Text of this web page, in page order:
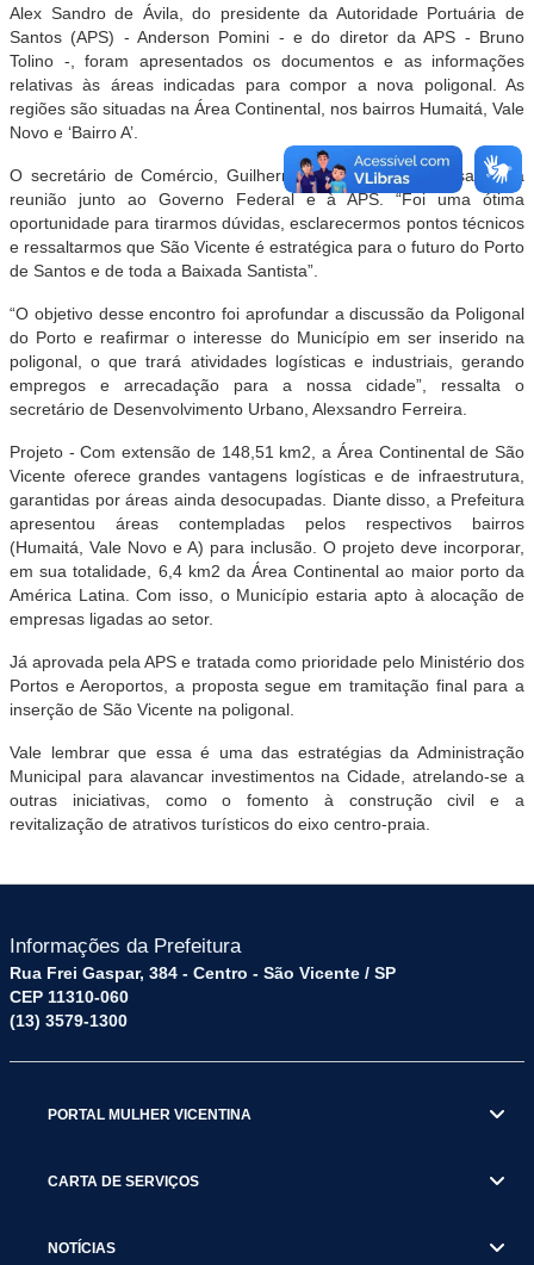
Alex Sandro de Ávila, do presidente da Autoridade Portuária de
Santos (APS) - Anderson Pomini - e do diretor da APS - Bruno
Tolino -, foram apresentados os documentos e as informações
relativas às áreas indicadas para compor a nova poligonal. As
regiões são situadas na Área Continental, nos bairros Humaitá, Vale
Novo e ‘Bairro A’.
O secretário de Comércio, Guilherme Guzzi, apontou o saldo da
reunião junto ao Governo Federal e à APS. “Foi uma ótima
oportunidade para tirarmos dúvidas, esclarecermos pontos técnicos
e ressaltarmos que São Vicente é estratégica para o futuro do Porto
de Santos e de toda a Baixada Santista”.
“O objetivo desse encontro foi aprofundar a discussão da Poligonal
do Porto e reafirmar o interesse do Município em ser inserido na
poligonal, o que trará atividades logísticas e industriais, gerando
empregos e arrecadação para a nossa cidade”, ressalta o
secretário de Desenvolvimento Urbano, Alexsandro Ferreira.
Projeto - Com extensão de 148,51 km2, a Área Continental de São
Vicente oferece grandes vantagens logísticas e de infraestrutura,
garantidas por áreas ainda desocupadas. Diante disso, a Prefeitura
apresentou áreas contempladas pelos respectivos bairros
(Humaitá, Vale Novo e A) para inclusão. O projeto deve incorporar,
em sua totalidade, 6,4 km2 da Área Continental ao maior porto da
América Latina. Com isso, o Município estaria apto à alocação de
empresas ligadas ao setor.
Já aprovada pela APS e tratada como prioridade pelo Ministério dos
Portos e Aeroportos, a proposta segue em tramitação final para a
inserção de São Vicente na poligonal.
Vale lembrar que essa é uma das estratégias da Administração
Municipal para alavancar investimentos na Cidade, atrelando-se a
outras iniciativas, como o fomento à construção civil e a
revitalização de atrativos turísticos do eixo centro-praia.
Informações da Prefeitura
Rua Frei Gaspar, 384 - Centro - São Vicente / SP
CEP 11310-060
(13) 3579-1300
PORTAL MULHER VICENTINA
CARTA DE SERVIÇOS
NOTÍCIAS